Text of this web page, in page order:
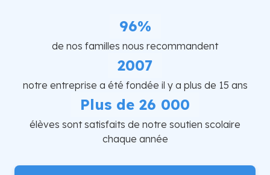
96%
de nos familles nous recommandent
2007
notre entreprise a été fondée il y a plus de 15 ans
Plus de 26 000
élèves sont satisfaits de notre soutien scolaire
chaque année